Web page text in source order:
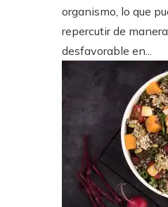
organismo, lo que
repercutir de manera
desfavorable en...